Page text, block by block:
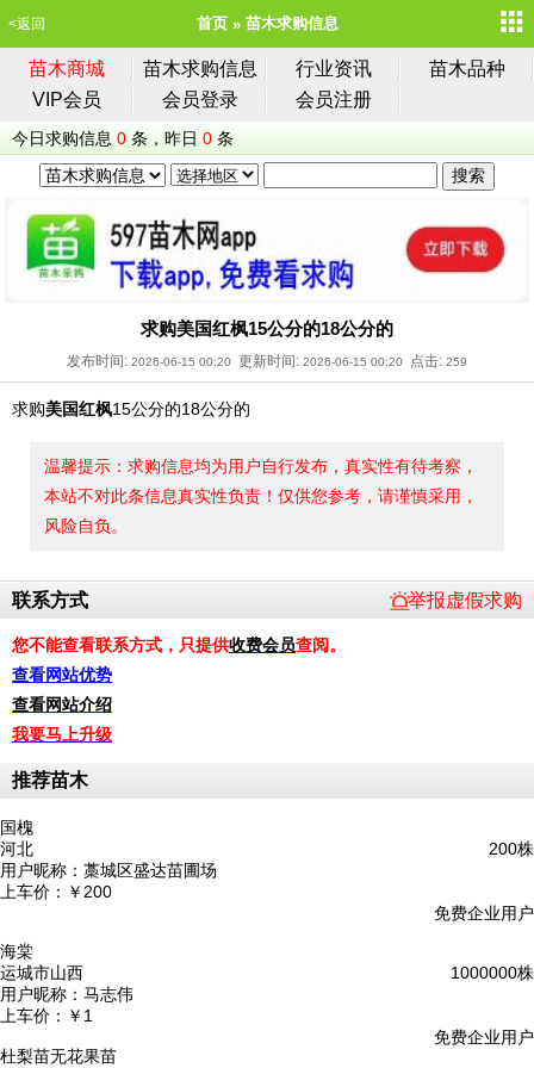
<返回 首页 苗木求购信息
苗木商城 苗木求购信息 行业资讯
苗木品种
VIP会员
会员登录 会员注册
今日求购信息 0 条，昨日 0 条
求购美国红枫15公分的18公分的
发布时间: 2026-06-15 00:20 更新时间: 2026-06-15 00:20 点击: 259
求购美国红枫15公分的18公分的
温馨提示：求购信息均为用户自行发布，真实性有待考察，
本站不对此条信息真实性负责！仅供您参考，请谨慎采用，
风险自负。
举报虚假求购
联系方式
您不能查看联系方式，只提供收费会员查阅。
查看网站优势
查看网站介绍
我要马上升级
推荐苗木
国槐
200株
河北
用户昵称： 藁城区盛达苗圃场
上车价： ￥200
免费企业用户
海棠
1000000株
运城市山西
用户昵称： 马志伟
上车价： ￥1
免费企业用户
杜梨苗无花果苗